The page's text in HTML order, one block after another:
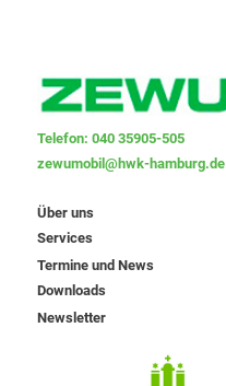
Telefon: 040 35905-505
zewumobil@hwk-hamburg.de
Über uns
Services
Termine und News
Downloads
Newsletter